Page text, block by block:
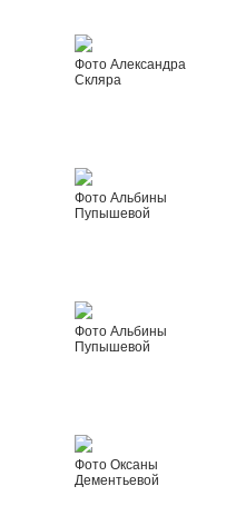
Фото Александра
Скляра
Фото Альбины
Пупышевой
Фото Альбины
Пупышевой
Фото Оксаны
Дементьевой